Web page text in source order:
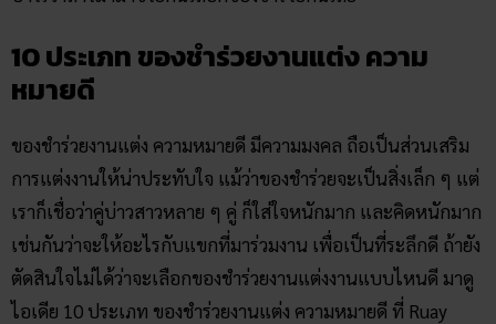
10 ประเภท ของชำร่วยงานแต่ง​ ความ
หมายดี​
ของชำร่วยงานแต่ง ความหมายดี มีความมงคล ถือเป็นส่วนเสริม
การแต่งงานให้น่าประทับใจ แม้ว่าของชำร่วยจะเป็นสิ่งเล็ก ๆ แต่
เราก็เชื่อว่าคู่บ่าวสาวหลาย ๆ คู่ ก็ใส่ใจหนักมาก และคิดหนักมาก
เช่นกันว่าจะให้อะไรกับแขกที่มาร่วมงาน เพื่อเป็นที่ระลึกดี ถ้ายัง
ตัดสินใจไม่ได้ว่าจะเลือกของชำร่วยงานแต่งงานแบบไหนดี มาดู
ไอเดีย 10 ประเภท ของชำร่วยงานแต่ง​ ความหมายดี​ ที่ Ruay